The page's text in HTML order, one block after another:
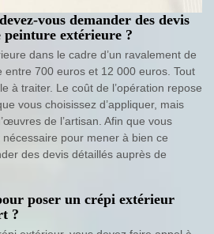
vous demander des devis
extérieure ?
dans le cadre d’un ravalement de
entre 700 euros et 12 000 euros. Tout
à traiter. Le coût de l’opération repose
vous choisissez d’appliquer, mais
de l’artisan. Afin que vous
pour mener à bien ce
des devis détaillés auprès de
poser un crépi extérieur
?